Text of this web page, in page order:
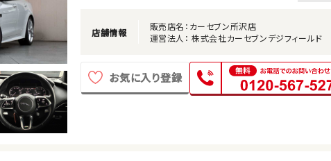
店舗情報
販売店名：カーセブン所沢店
運営法人： 株式会社カーセブンデジフィールド
お気に入り登録